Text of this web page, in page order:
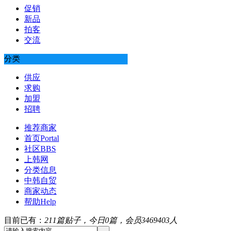
促销
新品
拍客
交流
分类
供应
求购
加盟
招聘
推荐商家
首页Portal
社区BBS
上韩网
分类信息
中韩自贸
商家动态
帮助Help
目前已有： 211篇贴子，今日0篇，会员3469403人